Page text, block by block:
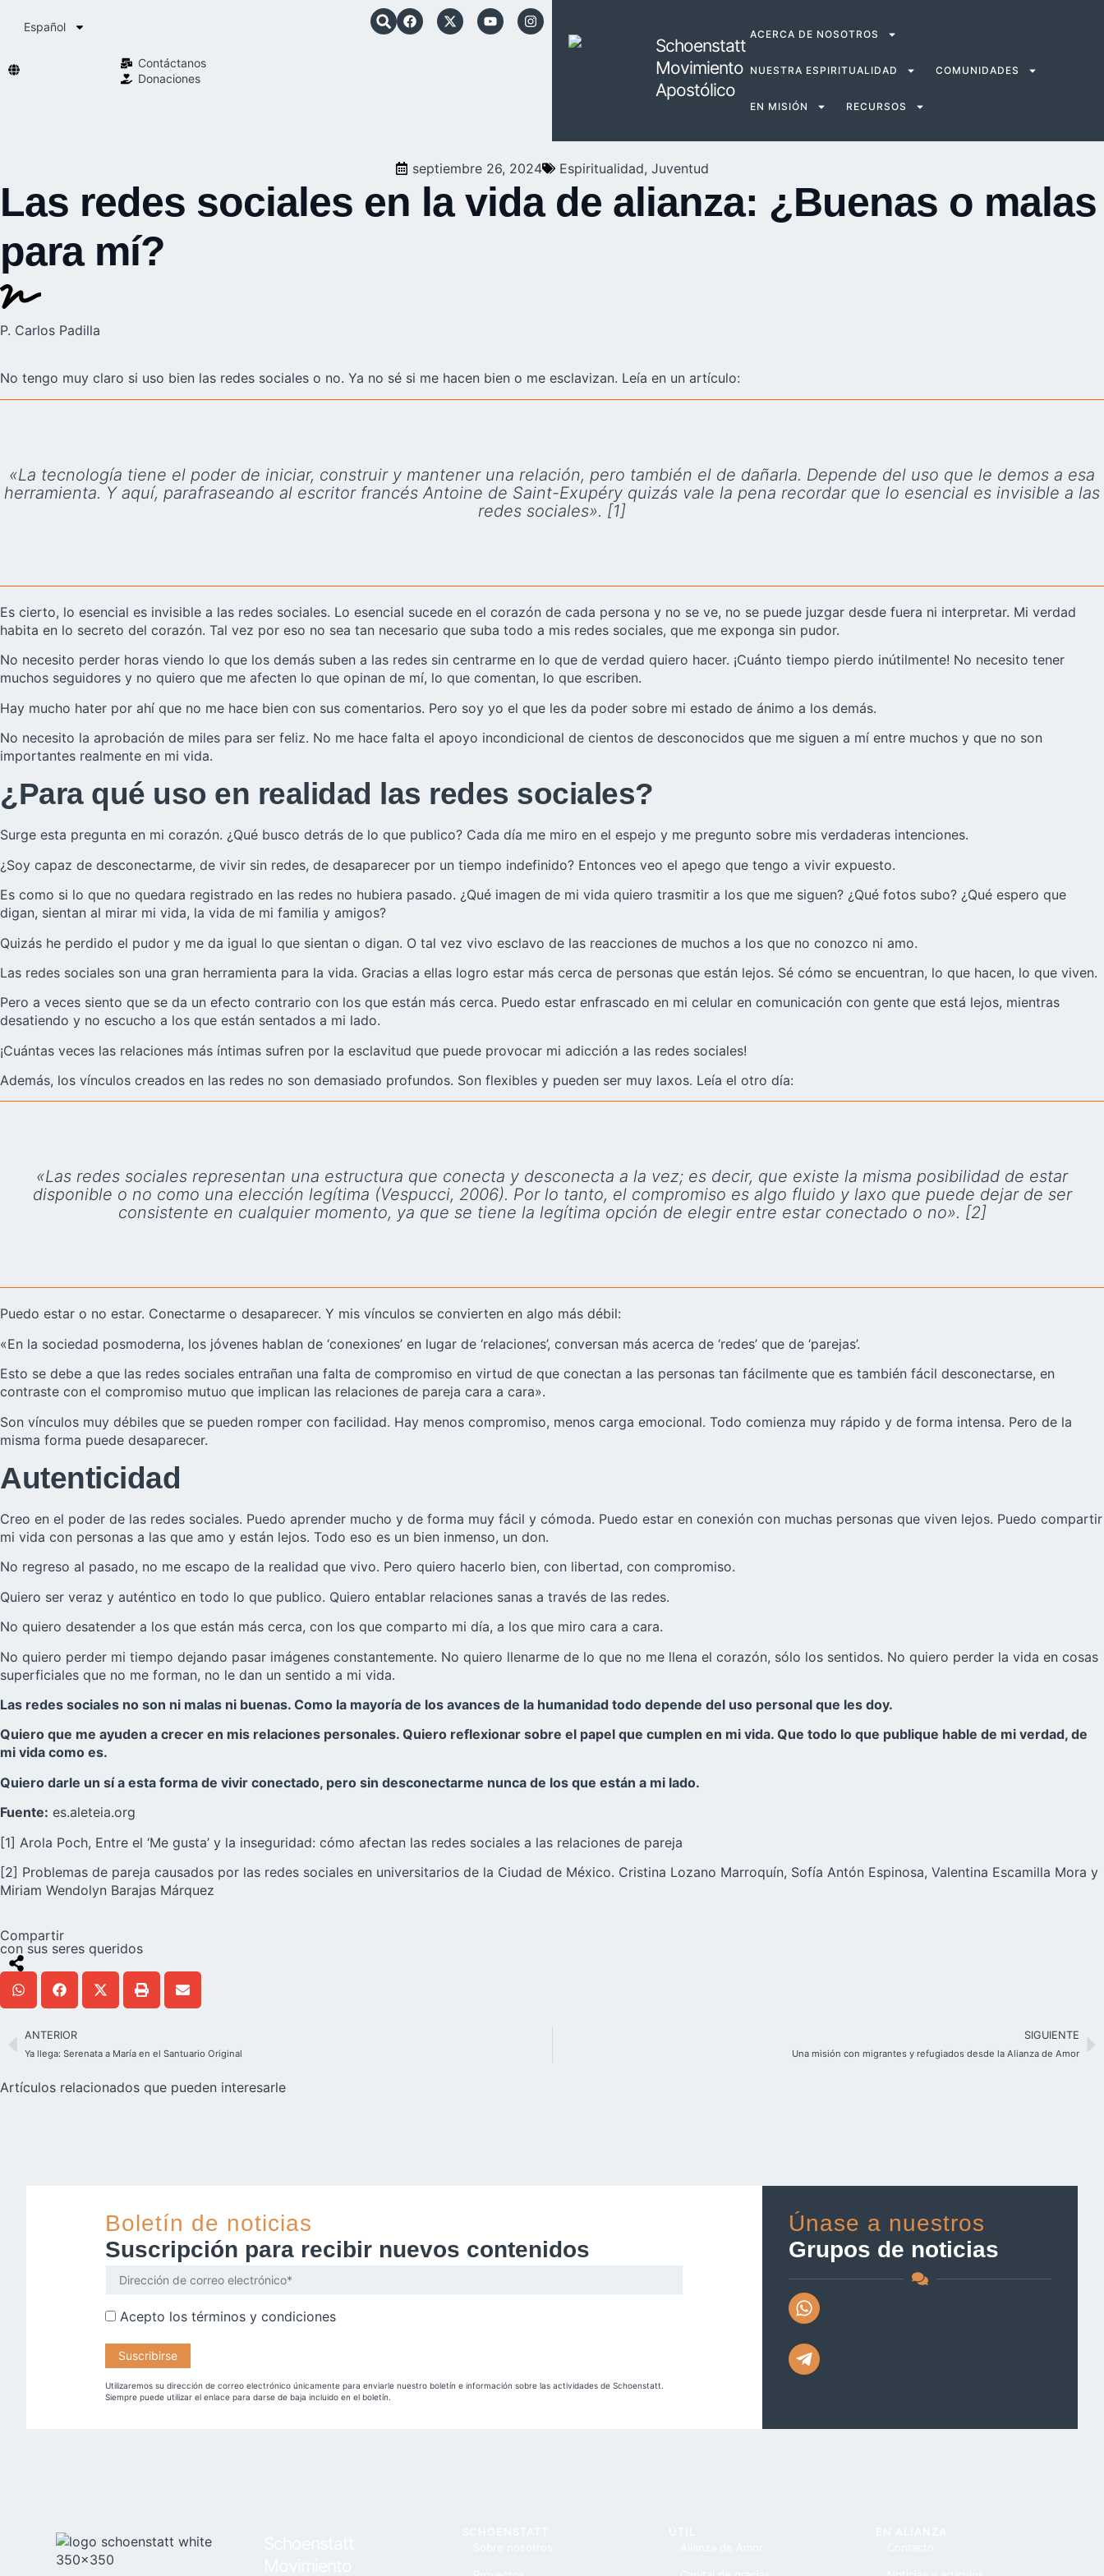
Español
Contáctanos
Donaciones
Schoenstatt
Movimiento
Apostólico
ACERCA DE NOSOTROS
NUESTRA ESPIRITUALIDAD COMUNIDADES
EN MISIÓN RECURSOS
septiembre 26, 2024 Espiritualidad, Juventud
Las redes sociales en la vida de alianza: ¿Buenas o malas
para mí?
P. Carlos Padilla
No tengo muy claro si uso bien las redes sociales o no. Ya no sé si me hacen bien o me esclavizan. Leía en un artículo:
«La tecnología tiene el poder de iniciar, construir y mantener una relación, pero también el de dañarla. Depende del uso que le demos a esa
herramienta. Y aquí, parafraseando al escritor francés Antoine de Saint-Exupéry quizás vale la pena recordar que lo esencial es invisible a las
redes sociales». [1]
Es cierto, lo esencial es invisible a las redes sociales. Lo esencial sucede en el corazón de cada persona y no se ve, no se puede juzgar desde fuera ni interpretar. Mi verdad
habita en lo secreto del corazón. Tal vez por eso no sea tan necesario que suba todo a mis redes sociales, que me exponga sin pudor.
No necesito perder horas viendo lo que los demás suben a las redes sin centrarme en lo que de verdad quiero hacer. ¡Cuánto tiempo pierdo inútilmente! No necesito tener
muchos seguidores y no quiero que me afecten lo que opinan de mí, lo que comentan, lo que escriben.
Hay mucho hater por ahí que no me hace bien con sus comentarios. Pero soy yo el que les da poder sobre mi estado de ánimo a los demás.
No necesito la aprobación de miles para ser feliz. No me hace falta el apoyo incondicional de cientos de desconocidos que me siguen a mí entre muchos y que no son
importantes realmente en mi vida.
¿Para qué uso en realidad las redes sociales?
Surge esta pregunta en mi corazón. ¿Qué busco detrás de lo que publico? Cada día me miro en el espejo y me pregunto sobre mis verdaderas intenciones.
¿Soy capaz de desconectarme, de vivir sin redes, de desaparecer por un tiempo indefinido? Entonces veo el apego que tengo a vivir expuesto.
Es como si lo que no quedara registrado en las redes no hubiera pasado. ¿Qué imagen de mi vida quiero trasmitir a los que me siguen? ¿Qué fotos subo? ¿Qué espero que
digan, sientan al mirar mi vida, la vida de mi familia y amigos?
Quizás he perdido el pudor y me da igual lo que sientan o digan. O tal vez vivo esclavo de las reacciones de muchos a los que no conozco ni amo.
Las redes sociales son una gran herramienta para la vida. Gracias a ellas logro estar más cerca de personas que están lejos. Sé cómo se encuentran, lo que hacen, lo que viven.
Pero a veces siento que se da un efecto contrario con los que están más cerca. Puedo estar enfrascado en mi celular en comunicación con gente que está lejos, mientras
desatiendo y no escucho a los que están sentados a mi lado.
¡Cuántas veces las relaciones más íntimas sufren por la esclavitud que puede provocar mi adicción a las redes sociales!
Además, los vínculos creados en las redes no son demasiado profundos. Son flexibles y pueden ser muy laxos. Leía el otro día:
«Las redes sociales representan una estructura que conecta y desconecta a la vez; es decir, que existe la misma posibilidad de estar
disponible o no como una elección legítima (Vespucci, 2006). Por lo tanto, el compromiso es algo fluido y laxo que puede dejar de ser
consistente en cualquier momento, ya que se tiene la legítima opción de elegir entre estar conectado o no». [2]
Puedo estar o no estar. Conectarme o desaparecer. Y mis vínculos se convierten en algo más débil:
«En la sociedad posmoderna, los jóvenes hablan de ‘conexiones’ en lugar de ‘relaciones’, conversan más acerca de ‘redes’ que de ‘parejas’.
Esto se debe a que las redes sociales entrañan una falta de compromiso en virtud de que conectan a las personas tan fácilmente que es también fácil desconectarse, en
contraste con el compromiso mutuo que implican las relaciones de pareja cara a cara».
Son vínculos muy débiles que se pueden romper con facilidad. Hay menos compromiso, menos carga emocional. Todo comienza muy rápido y de forma intensa. Pero de la
misma forma puede desaparecer.
Autenticidad
Creo en el poder de las redes sociales. Puedo aprender mucho y de forma muy fácil y cómoda. Puedo estar en conexión con muchas personas que viven lejos. Puedo compartir
mi vida con personas a las que amo y están lejos. Todo eso es un bien inmenso, un don.
No regreso al pasado, no me escapo de la realidad que vivo. Pero quiero hacerlo bien, con libertad, con compromiso.
Quiero ser veraz y auténtico en todo lo que publico. Quiero entablar relaciones sanas a través de las redes.
No quiero desatender a los que están más cerca, con los que comparto mi día, a los que miro cara a cara.
No quiero perder mi tiempo dejando pasar imágenes constantemente. No quiero llenarme de lo que no me llena el corazón, sólo los sentidos. No quiero perder la vida en cosas
superficiales que no me forman, no le dan un sentido a mi vida.
Las redes sociales no son ni malas ni buenas. Como la mayoría de los avances de la humanidad todo depende del uso personal que les doy.
Quiero que me ayuden a crecer en mis relaciones personales. Quiero reflexionar sobre el papel que cumplen en mi vida. Que todo lo que publique hable de mi verdad, de
mi vida como es.
Quiero darle un sí a esta forma de vivir conectado, pero sin desconectarme nunca de los que están a mi lado.
Fuente: es.aleteia.org
[1] Arola Poch, Entre el ‘Me gusta’ y la inseguridad: cómo afectan las redes sociales a las relaciones de pareja
[2] Problemas de pareja causados por las redes sociales en universitarios de la Ciudad de México. Cristina Lozano Marroquín, Sofía Antón Espinosa, Valentina Escamilla Mora y
Miriam Wendolyn Barajas Márquez
Compartir
con sus seres queridos
ANTERIOR
Ya llega: Serenata a María en el Santuario Original
SIGUIENTE
Una misión con migrantes y refugiados desde la Alianza de Amor
Artículos relacionados que pueden interesarle
Boletín de noticias
Suscripción para recibir nuevos contenidos
Acepto los términos y condiciones
Utilizaremos su dirección de correo electrónico únicamente para enviarle nuestro boletín e información sobre las actividades de Schoenstatt.
Siempre puede utilizar el enlace para darse de baja incluido en el boletín.
Únase a nuestros
Grupos de noticias